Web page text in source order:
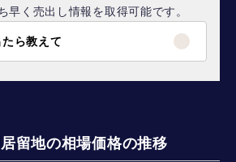
早く売出し情報を取得可能です。
ら教えて
留地の相場価格の推移